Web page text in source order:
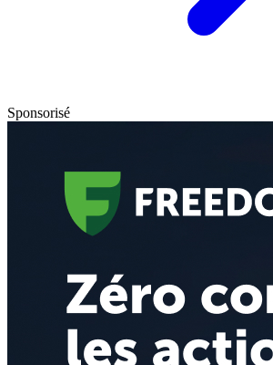
Sponsorisé